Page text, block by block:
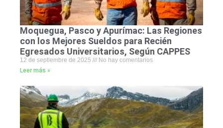
Moquegua, Pasco y Apurímac: Las Regiones
con los Mejores Sueldos para Recién
Egresados Universitarios, Según CAPPES
12 de septiembre de 2025
No hay comentarios
Leer más »